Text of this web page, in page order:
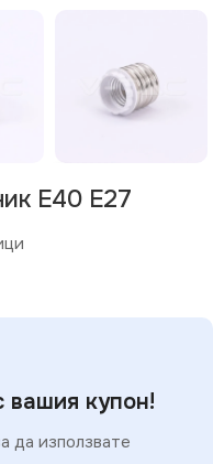
E40 E27
вашия купон!
да използвате